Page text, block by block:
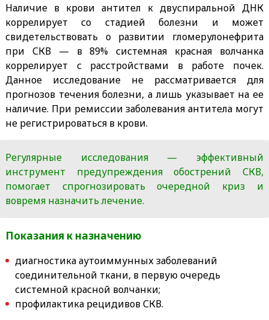
Наличие в крови антител к двуспиральной ДНК
коррелирует со стадией болезни и может
свидетельствовать о развитии гломерулонефрита
при СКВ — в 89% системная красная волчанка
коррелирует с расстройствами в работе почек.
Данное исследование не рассматривается для
прогнозов течения болезни, а лишь указывает на ее
наличие. При ремиссии заболевания антитела могут
не регистрироваться в крови.
Регулярные исследования — эффективный
инструмент предупреждения обострений СКВ,
помогает спрогнозировать очередной криз и
вовремя назначить лечение.
Показания к назначению
диагностика аутоиммунных заболеваний
соединительной ткани, в первую очередь
системной красной волчанки;
профилактика рецидивов СКВ.